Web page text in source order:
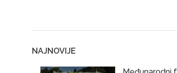
NAJNOVIJE